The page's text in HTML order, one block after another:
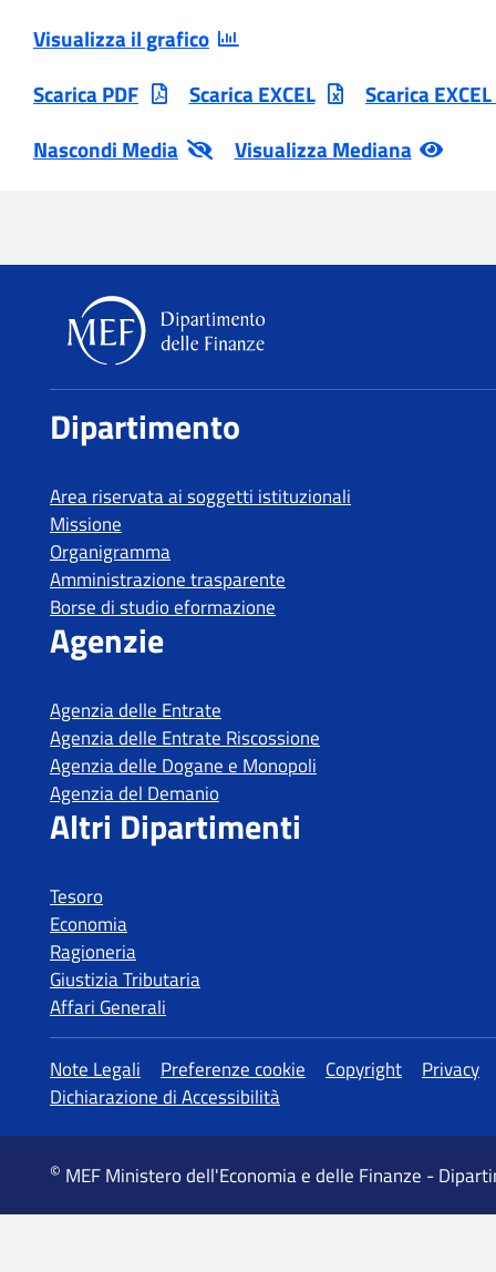
Tesoro
Economia
Ragioneria
Giustizia Tributaria
Affari Generali
MEF Ministero dell'Economia e delle Finanze -